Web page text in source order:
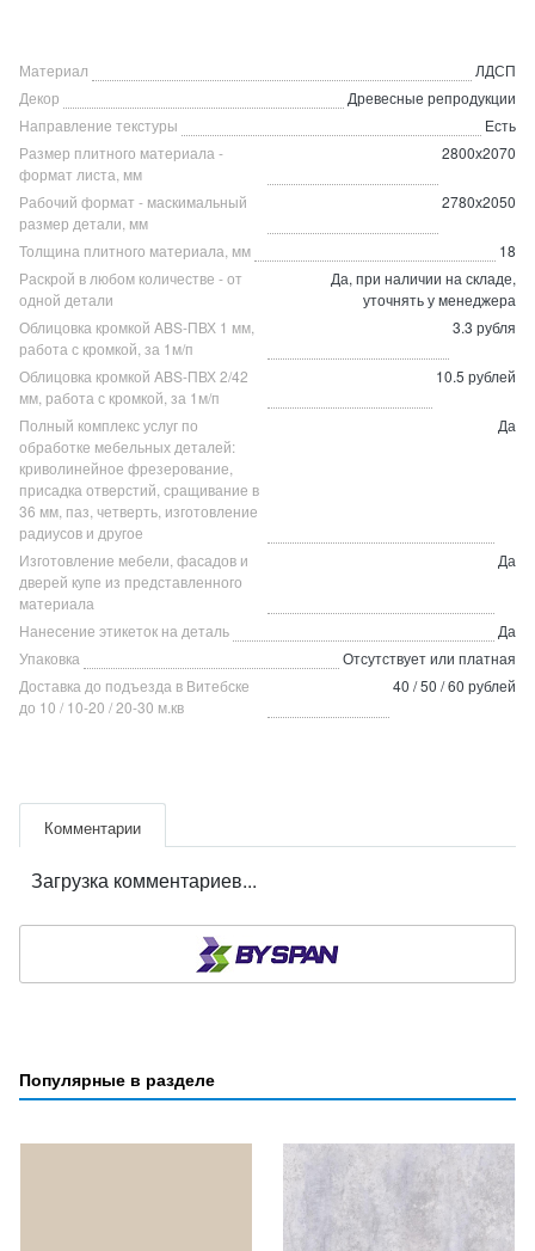
Материал
ЛДСП
Декор
Древесные репродукции
Направление текстуры
Есть
Размер плитного материала -
формат листа, мм
2800х2070
Рабочий формат - маскимальный
размер детали, мм
2780х2050
Толщина плитного материала, мм
18
Раскрой в любом количестве - от
одной детали
Да, при наличии на складе,
уточнять у менеджера
Облицовка кромкой ABS-ПВХ 1 мм,
работа с кромкой, за 1м/п
3.3 рубля
Облицовка кромкой ABS-ПВХ 2/42
мм, работа с кромкой, за 1м/п
10.5 рублей
Полный комплекс услуг по
обработке мебельных деталей:
криволинейное фрезерование,
присадка отверстий, сращивание в
36 мм, паз, четверть, изготовление
радиусов и другое
Да
Изготовление мебели, фасадов и
дверей купе из представленного
материала
Да
Нанесение этикеток на деталь
Да
Упаковка
Отсутствует или платная
Доставка до подъезда в Витебске
до 10 / 10-20 / 20-30 м.кв
40 / 50 / 60 рублей
Комментарии
Загрузка комментариев...
Популярные в разделе